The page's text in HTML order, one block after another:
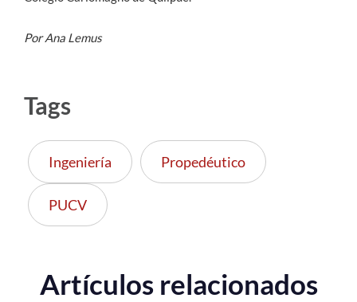
Por Ana Lemus
Tags
Ingeniería Propedéutico
PUCV
Artículos relacionados